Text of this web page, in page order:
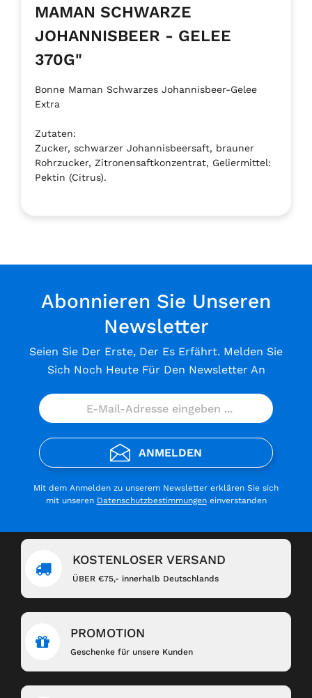
MAMAN SCHWARZE
JOHANNISBEER - GELEE
370G"
Bonne Maman Schwarzes Johannisbeer-Gelee
Extra
Zutaten:
Zucker, schwarzer Johannisbeersaft, brauner
Rohrzucker, Zitronensaftkonzentrat, Geliermittel:
Pektin (Citrus).
Abonnieren Sie Unseren
Newsletter
Seien Sie Der Erste, Der Es Erfährt. Melden Sie
Sich Noch Heute Für Den Newsletter An
ANMELDEN
Mit dem Anmelden zu unserem Newsletter erklären Sie sich
mit unseren Datenschutzbestimmungeneinverstanden
KOSTENLOSER VERSAND
ÜBER €75,- innerhalb Deutschlands
PROMOTION
Geschenke für unsere Kunden